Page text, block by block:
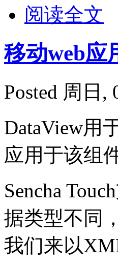
阅读全文
移动web应
Posted 周日,
DataView用
应用于该组
Sencha
据类型不同
我们来以